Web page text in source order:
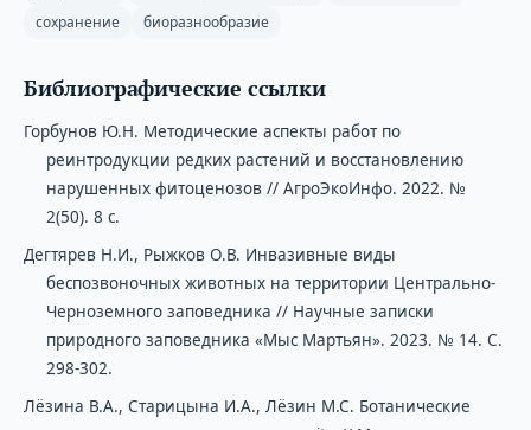
сохранение
биоразнообразие
Библиографические ссылки
Горбунов Ю.Н. Методические аспекты работ по
реинтродукции редких растений и восстановлению
нарушенных фитоценозов // АгроЭкоИнфо. 2022. №
2(50). 8 с.
Дегтярев Н.И., Рыжков О.В. Инвазивные виды
беспозвоночных животных на территории Центрально-
Черноземного заповедника // Научные записки
природного заповедника «Мыс Мартьян». 2023. № 14. С.
298-302.
Лёзина В.А., Старицына И.А., Лёзин М.С. Ботанические